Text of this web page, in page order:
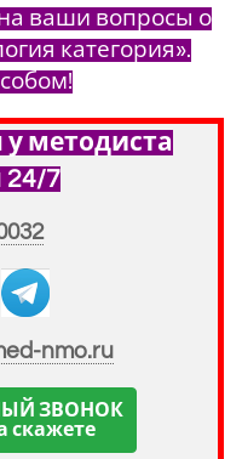
ваши вопросы о
категория».
у методиста
7
nmo.ru
ЗВОНОК
скажете